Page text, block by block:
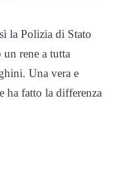
la Polizia di Stato
rene a tutta
Una vera e
ha fatto la differenza